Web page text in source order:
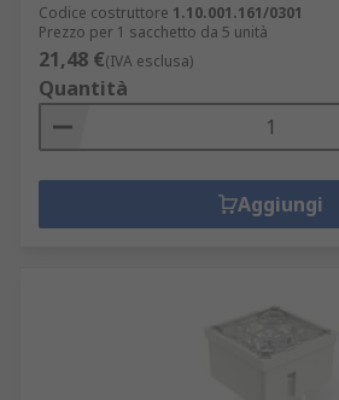
Codice costruttore 1.10.001.161/0301
Prezzo per 1 sacchetto da 5 unità
21,48 €(IVA esclusa)
Quantità
Aggiungi